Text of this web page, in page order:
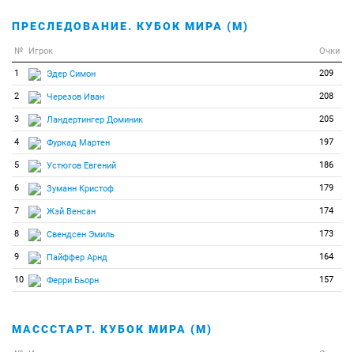
ПРЕСЛЕДОВАНИЕ. КУБОК МИРА (М)
№ Игрок Очки
1 Эдер Симон 209
2 Черезов Иван 208
3 Ландертингер Доминик 205
4 Фуркад Мартен 197
5 Устюгов Евгений 186
6 Зуманн Кристоф 179
7 Жэй Венсан 174
8 Свендсен Эмиль 173
9 Пайффер Арнд 164
10 Ферри Бьорн 157
МАСССТАРТ. КУБОК МИРА (М)